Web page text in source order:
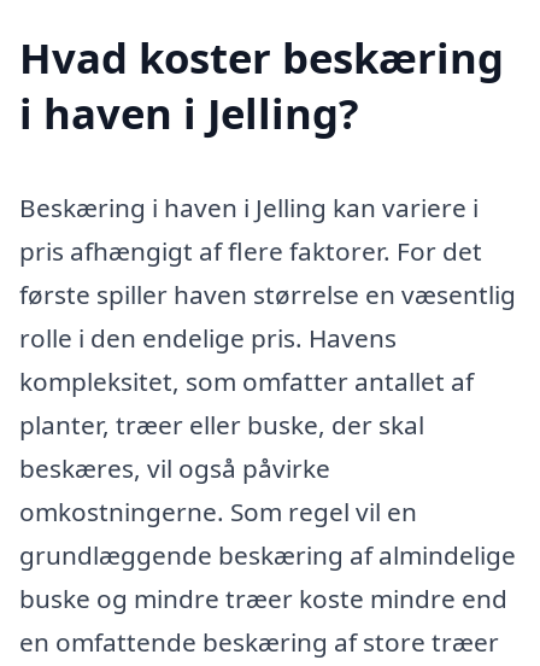
Hvad koster beskæring
i haven i Jelling?
Beskæring i haven i Jelling kan variere i
pris afhængigt af flere faktorer. For det
første spiller haven størrelse en væsentlig
rolle i den endelige pris. Havens
kompleksitet, som omfatter antallet af
planter, træer eller buske, der skal
beskæres, vil også påvirke
omkostningerne. Som regel vil en
grundlæggende beskæring af almindelige
buske og mindre træer koste mindre end
en omfattende beskæring af store træer